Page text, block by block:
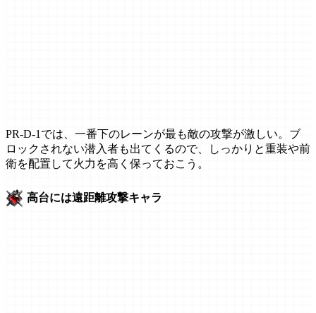
PR-D-1では、一番下のレーンが最も敵の攻撃が激しい。ブ
ロックされない潜入者も出てくるので、しっかりと重装や前
衛を配置して火力を高く保っておこう。
高台には遠距離攻撃キャラ